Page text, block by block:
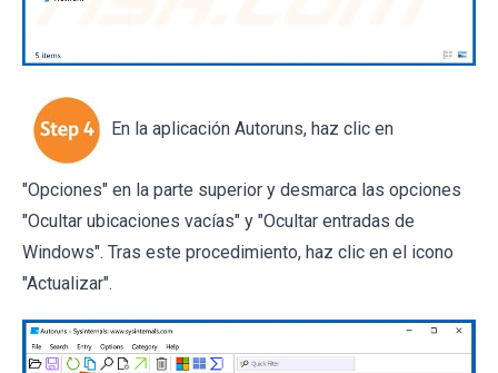
En la aplicación Autoruns, haz clic en
"Opciones" en la parte superior y desmarca las opciones
"Ocultar ubicaciones vacías" y "Ocultar entradas de
Windows". Tras este procedimiento, haz clic en el icono
"Actualizar".